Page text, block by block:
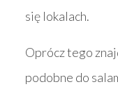
się lokalach.
Oprócz tego
podobne do